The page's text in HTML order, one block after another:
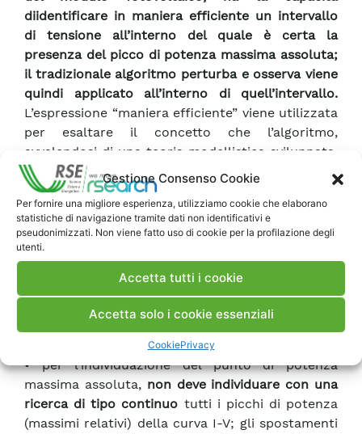
Gestione Consenso Cookie
Per fornire una migliore esperienza, utilizziamo cookie che elaborano
statistiche di navigazione tramite dati non identificativi e
pseudonimizzati. Non viene fatto uso di cookie per la profilazione degli
utenti.
Accetta tutti i cookie
Accetta solo i cookie essenziali
CookiePrivacy
diidentificare in maniera efficiente un intervallo
di tensione all’interno del quale è certa la
presenza del picco di potenza massima assoluta;
il tradizionale algoritmo perturba e osserva viene
quindi applicato all’interno di quell’intervallo.
L’espressione “maniera efficiente” viene utilizzata
per esaltare il concetto che l’algoritmo,
avvalendosi di una teoria modellistica sviluppata,
permette lariduzione delle perdite energetiche in
quanto:
•non inizia la ricerca del punto di massima
potenza in intervalli di tensione a sinistra del
punto di partenza quando riconosce specifiche
interrompe la ricerca
del punto di massima
potenza in intervalli di tensione a destra del
specifiche condizioni;
• per l’individuazione del punto di potenza
massima assoluta, non deve individuare con una
ricerca di tipo continuo tutti i picchi di potenza
(massimi relativi) della curva I-V; gli spostamenti